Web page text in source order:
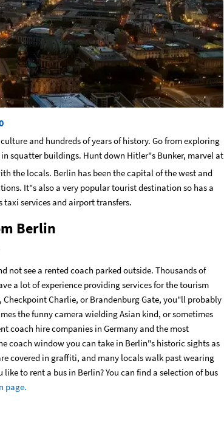
and hundreds of years of history. Go from exploring
squatter buildings. Hunt down Hitler"s Bunker, marvel at
the locals. Berlin has been the capital of the west and
It"s also a very popular tourist destination so has a
services and airport transfers.
Berlin
see a rented coach parked outside. Thousands of
a lot of experience providing services for the tourism
Charlie, or Brandenburg Gate, you"ll probably
the funny camera wielding Asian kind, or sometimes
coach hire companies in Germany and the most
coach window you can take in Berlin"s historic sights as
covered in graffiti, and many locals walk past wearing
like to rent a bus in Berlin?You can find a selection of bus
page.